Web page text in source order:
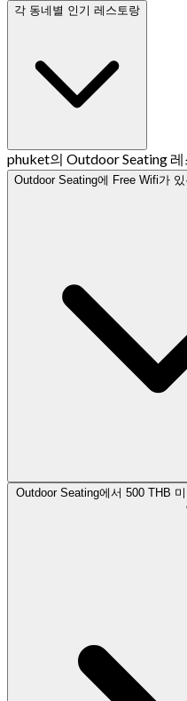
각 동네별 인기 레스토랑
phuket의 Outdoor Seating
Outdoor Seating에 Free Wifi가
Outdoor Seating에서 500 THB